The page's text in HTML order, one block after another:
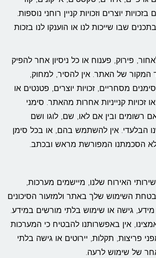
יוצרים וזכויות קניין רוחני נוספות.
שבו שייכות לנו או הוענקו לנו בזכות
פירוק, פענוח או כל ניסיון אחר להפיק
המקור של האתר. אין להסיר, למחוק,
מסחריים, זכויות יוצרים, פטנטים או
או זכויות קנייניות אחרות מהאתר. סימני
רשומים ובין אם לאו, שם, לוגו ושם
הבלעדי. אין להשתמש בהם, או בכל סימן
הסכמתנו המפורשת מראש ובכתב.
האירוח שלנו, מיישמים מערכות,
השימוש שלך באתר ולמזעור הסיכונים
מידע, גישה או שימוש בלתי מורשים במידע.
אין באפשרותנו להבטיח כי המערכות
פריצות, תקלות, יירוטים או גישה בלתי
של שימוש לרעה.